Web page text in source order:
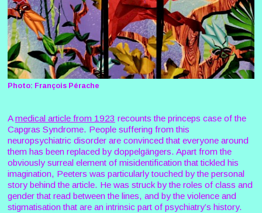
Photo: François Pérache
Amedical article from 1923 recounts the princeps case of the
Capgras Syndrome. People suffering from this
neuropsychiatric disorder are convinced that everyone around
them has been replaced by doppelgängers. Apart from the
obviously surreal element of misidentification that tickled his
imagination, Peeters was particularly touched by the personal
story behind the article. He was struck by the roles of class and
gender that read between the lines, and by the violence and
stigmatisation that are an intrinsic part of psychiatry’s history.